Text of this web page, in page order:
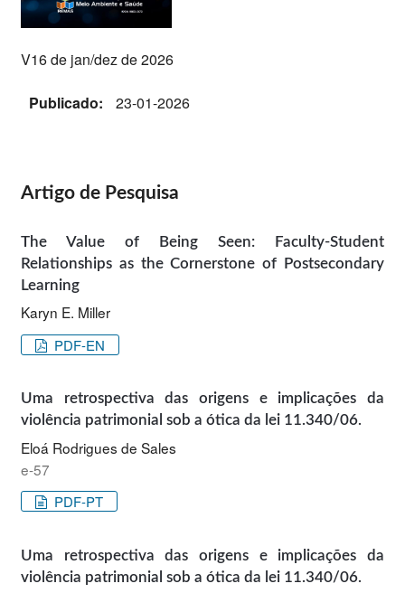
V16 de jan/dez de 2026
Publicado: 23-01-2026
Artigo de Pesquisa
The Value of Being Seen: Faculty-Student
Relationships as the Cornerstone of Postsecondary
Learning
Karyn E. Miller
PDF-EN
Uma retrospectiva das origens e implicações da
violência patrimonial sob a ótica da lei 11.340/06.
Eloá Rodrigues de Sales
e-57
PDF-PT
Uma retrospectiva das origens e implicações da
violência patrimonial sob a ótica da lei 11.340/06.